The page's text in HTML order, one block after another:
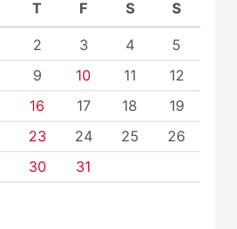
T F S S
2 3 4
5
9 10 11
12
16 17 18
19
23 24 25
26
30 31